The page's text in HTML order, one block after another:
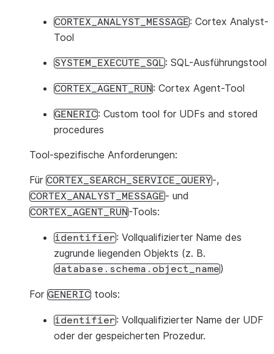
CORTEX_ANALYST_MESSAGE: Cortex Analyst-
Tool
SYSTEM_EXECUTE_SQL: SQL-Ausführungstool
CORTEX_AGENT_RUN: Cortex Agent-Tool
GENERIC: Custom tool for UDFs and stored
procedures
Tool-spezifische Anforderungen:
Für CORTEX_SEARCH_SERVICE_QUERY-,
CORTEX_ANALYST_MESSAGE- und
CORTEX_AGENT_RUN-Tools:
identifier: Vollqualifizierter Name des
zugrunde liegenden Objekts (z. B.
database.schema.object_name)
For GENERIC tools:
identifier: Vollqualifizierter Name der UDF
oder der gespeicherten Prozedur.